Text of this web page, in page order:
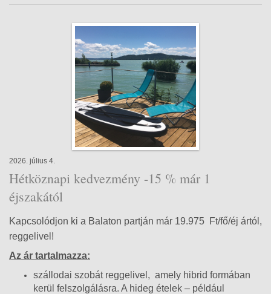
2026. július 4.
Hétköznapi kedvezmény -15 % már 1
éjszakától
Kapcsolódjon ki a Balaton partján már 19.975 Ft/fő/éj ártól,
reggelivel!
Az ár tartalmazza:
szállodai szobát reggelivel, amely hibrid formában
kerül felszolgálásra. A hideg ételek – például